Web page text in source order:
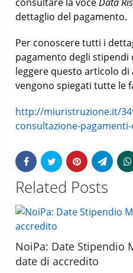
dettaglio del pagamento.
Per conoscere tutti i
pagamento degli stipendi
leggere questo articolo
vengono spiegati tutte le
http://miuristruzione.it/
consultazione-
Related Posts
NoiPa: Date Stipendio
date di accredito